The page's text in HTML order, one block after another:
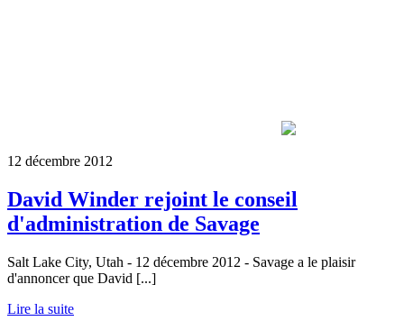
12 décembre 2012
David Winder rejoint le conseil
d'administration de Savage
Salt Lake City, Utah - 12 décembre 2012 - Savage a le plaisir
d'annoncer que David [...]
Lire la suite